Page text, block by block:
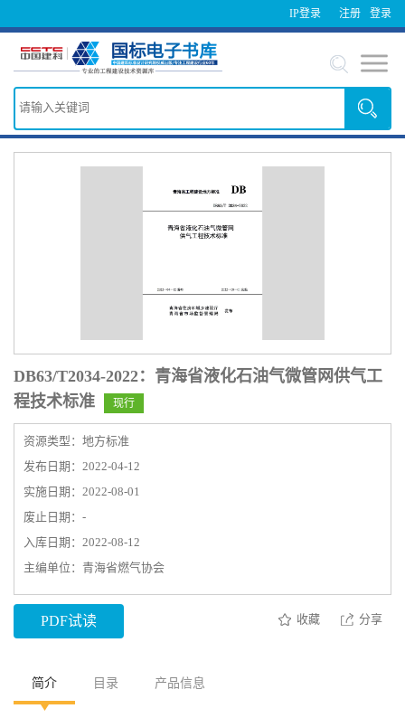
IP登录 登录
注册
DB63/T2034-2022：青海省液化石油气微管网供气工
程技术标准
现行
资源类型：地方标准
发布日期：2022-04-12
实施日期：2022-08-01
废止日期：-
入库日期：2022-08-12
主编单位：青海省燃气协会
PDF试读 收藏 分享
简介 目录 产品信息